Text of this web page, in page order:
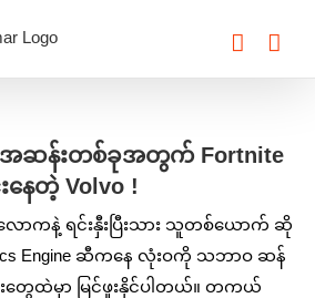
ဆန်းတစ်ခုအတွက် Fortnite
နေတဲ့ Volvo !
ကနဲ့ ရင်းနှီးပြီးသား သူတစ်ယောက် ဆို
Engine ဆီကနေ လုံးဝကို သဘာဝ ဆန်
ေထဲမှာ မြင်ဖူးနိုင်ပါတယ်။ တကယ်